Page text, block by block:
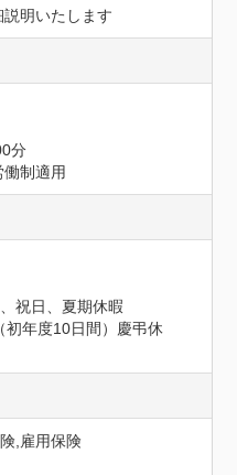
明いたします
分
制適用
祝日、夏期休暇
初年度10日間）慶弔休
,雇用保険